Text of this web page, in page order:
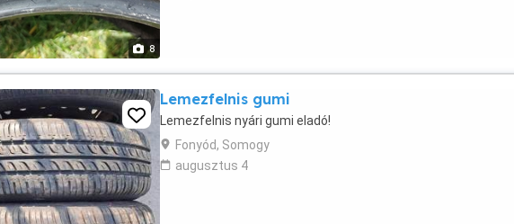
8
Lemezfelnis gumi
Lemezfelnis nyári gumi eladó!
Fonyód, Somogy
augusztus 4